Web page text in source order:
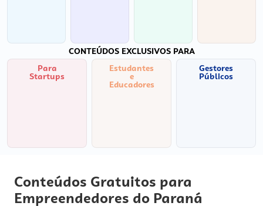
CONTEÚDOS EXCLUSIVOS PARA
Para
Startups
Estudantes
e
Educadores
Gestores
Públicos
Conteúdos Gratuitos para
Empreendedores do Paraná